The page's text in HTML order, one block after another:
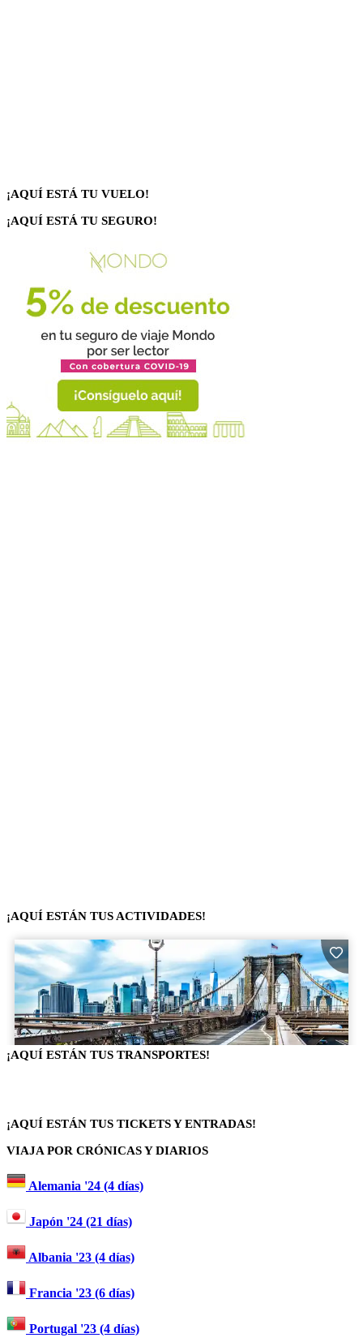
¡AQUÍ ESTÁ TU VUELO!
¡AQUÍ ESTÁ TU SEGURO!
¡AQUÍ ESTÁN TUS ACTIVIDADES!
¡AQUÍ ESTÁN TUS TRANSPORTES!
¡AQUÍ ESTÁN TUS TICKETS Y ENTRADAS!
VIAJA POR CRÓNICAS Y DIARIOS
Alemania '24 (4 días)
Japón '24 (21 días)
Albania '23 (4 días)
Francia '23 (6 días)
Portugal '23 (4 días)